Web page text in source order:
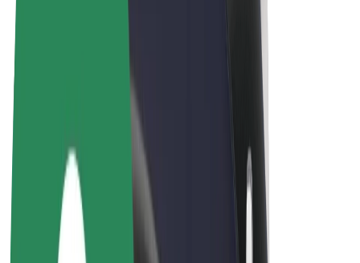
Bolt for Business
Ηλεκτρικά ποδήλατα
Bolt Plus
Κερδίστε με Bolt